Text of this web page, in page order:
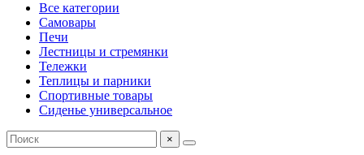
Все категории
Самовары
Печи
Лестницы и стремянки
Тележки
Теплицы и парники
Спортивные товары
Сиденье универсальное
×